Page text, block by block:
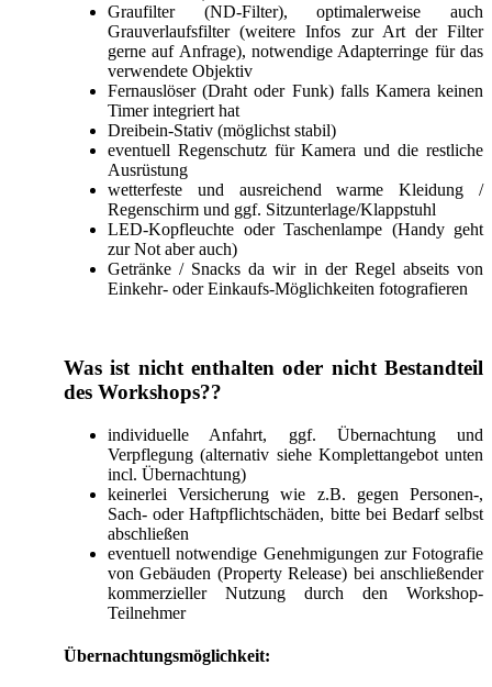
Graufilter (ND-Filter), optimalerweise auch
Grauverlaufsfilter (weitere Infos zur Art der Filter
gerne auf Anfrage), notwendige Adapterringe für das
verwendete Objektiv
Fernauslöser (Draht oder Funk) falls Kamera keinen
Timer integriert hat
Dreibein-Stativ (möglichst stabil)
eventuell Regenschutz für Kamera und die restliche
Ausrüstung
wetterfeste und ausreichend warme Kleidung /
Regenschirm und ggf. Sitzunterlage/Klappstuhl
LED-Kopfleuchte oder Taschenlampe (Handy geht
zur Not aber auch)
Getränke / Snacks da wir in der Regel abseits von
Einkehr- oder Einkaufs-Möglichkeiten fotografieren
Was ist nicht enthalten oder nicht Bestandteil
des Workshops??
individuelle Anfahrt, ggf. Übernachtung und
Verpflegung (alternativ siehe Komplettangebot unten
incl. Übernachtung)
keinerlei Versicherung wie z.B. gegen Personen-,
Sach- oder Haftpflichtschäden, bitte bei Bedarf selbst
abschließen
eventuell notwendige Genehmigungen zur Fotografie
von Gebäuden (Property Release) bei anschließender
kommerzieller Nutzung durch den Workshop-
Teilnehmer
Übernachtungsmöglichkeit: